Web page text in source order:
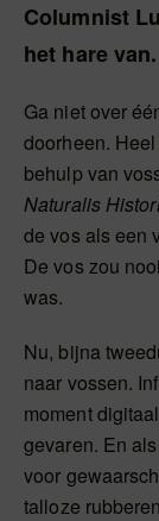
Columnist
het hare van.
Ga niet over
doorheen.
behulp van
Naturalis
de vos als een
De vos zou
was.
Nu, bijna
naar vossen.
moment
gevaren. En
voor
talloze